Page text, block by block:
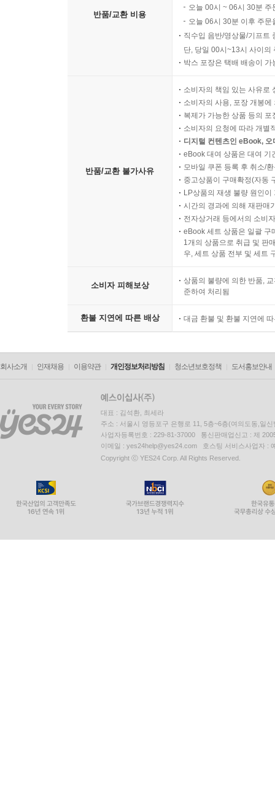
반품/교환 비용
오늘 00시 ~ 06시 30분
오늘 06시 30분 이후 주
직수입 음반/영상물/기프트
단, 당일 00시~13시 사이의
박스 포장은 택배 배송이
반품/교환 불가사유
소비자의 책임 있는 사유로
소비자의 사용, 포장 개봉
복제가 가능한 상품 등의
소비자의 요청에 따라 개별
디지털 컨텐츠인 eBook,
eBook 대여 상품은 대여 기
모바일 쿠폰 등록 후 취소/
중고상품이 구매확정(자동
LP상품의 재생 불량 원인
시간의 경과에 의해 재판매
전자상거래 등에서의 소비
eBook 세트 상품은 일괄 구
1개의 상품으로 취급 및 판
우, 세트 상품 전부 및 세트
소비자 피해보상
상품의 불량에 의한 반품,
준하여 처리됨
환불 지연에 따른 배상 대금 환불 및 환불 지연에
회사소개 인재채용 이용약관 개인정보처리방침 청소년보호정책 도서홍보안내
대표 : 김석환, 최세라
주소 : 서울시 영등포구 은행로 11, 5층~6층(여의도동,일신
사업자등록번호 : 229-81-37000 통신판매업신고 : 제
이메일 : yes24help@yes24.com 호스팅 서비스사업자 :
Copyright ⓒ YES24 Corp. All Rights Reserved.